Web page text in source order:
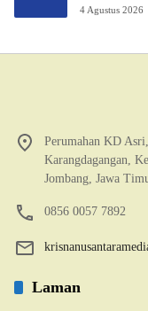
Yudha”.
4 Agustus 2026
Perumahan KD
Karangdagangan,
Jombang, Jawa
0856 0057 7892
Laman